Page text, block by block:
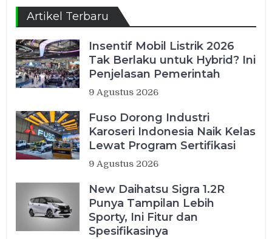
Artikel Terbaru
Insentif Mobil Listrik 2026
Tak Berlaku untuk Hybrid? Ini
Penjelasan Pemerintah
9 Agustus 2026
Fuso Dorong Industri
Karoseri Indonesia Naik Kelas
Lewat Program Sertifikasi
9 Agustus 2026
New Daihatsu Sigra 1.2R
Punya Tampilan Lebih
Sporty, Ini Fitur dan
Spesifikasinya